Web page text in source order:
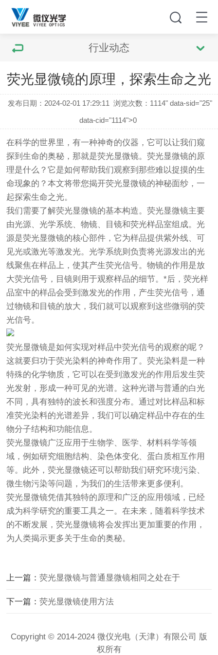
行业动态
荧光显微镜的原理，探索生命之光
发布日期：2024-02-01 17:29:11 浏览次数： 1114" data-sid="25"
data-cid="1114">0
在科学的世界里，有一种神奇的仪器，它可以让我们窥
探到生命的奥秘，那就是荧光显微镜。荧光显微镜的原
理是什么？它是如何帮助我们观察到那些难以捉摸的生
命现象的？本文将带您揭开荧光显微镜的神秘面纱，一
起探索生命之光。
我们需要了解荧光显微镜的基本构造。荧光显微镜主要
由光源、光学系统、物镜、目镜和荧光样品室组成。光
源是荧光显微镜的核心部件，它为样品提供紫外线、可
见光或激光等激发光。光学系统则负责将光源发出的光
线聚焦在样品上，使其产生荧光信号。物镜的作用是放
大荧光信号，目镜则用于观察样品的细节。*后，荧光样
品室中的样品会受到激发光的作用，产生荧光信号，通
过物镜和目镜的放大，我们就可以观察到这些微弱的荧
光信号。
荧光显微镜是如何实现对样品中荧光信号的观察的呢？
这就要归功于荧光染料的神奇作用了。荧光染料是一种
特殊的化学物质，它可以在受到激发光的作用后发生荧
光发射，形成一种可见的光谱。这种光谱与普通的白光
不同，具有独特的波长和强度分布。通过对比样品和标
准荧光染料的光谱差异，我们可以确定样品中存在的生
物分子结构和功能信息。
荧光显微镜广泛应用于生物学、医学、材料科学等领
域，例如研究细胞结构、染色体变化、蛋白质相互作用
等。此外，荧光显微镜还可以帮助我们研究环境污染、
微生物污染等问题，为我们的生活带来更多便利。
荧光显微镜凭借其独特的原理和广泛的应用领域，已经
成为科学研究的重要工具之一。在未来，随着科学技术
的不断发展，荧光显微镜将会发挥出更加重要的作用，
为人类揭示更多关于生命的奥秘。
上一篇：荧光显微镜与普通显微镜相同之处在于
下一篇：荧光显微镜使用方法
Copyright © 2014-2024 微仪光电（天津）有限公司 版
权所有